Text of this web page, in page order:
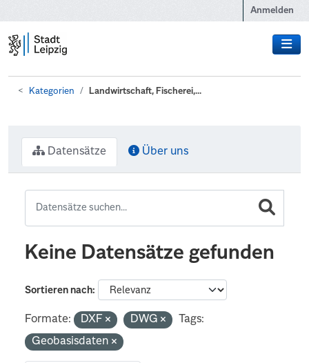
Anmelden
Kategorien Landwirtschaft, Fischerei,...
Datensätze Über uns
Keine Datensätze gefunden
Sortieren nach
Formate: DXF DWG
Tags:
Geobasisdaten